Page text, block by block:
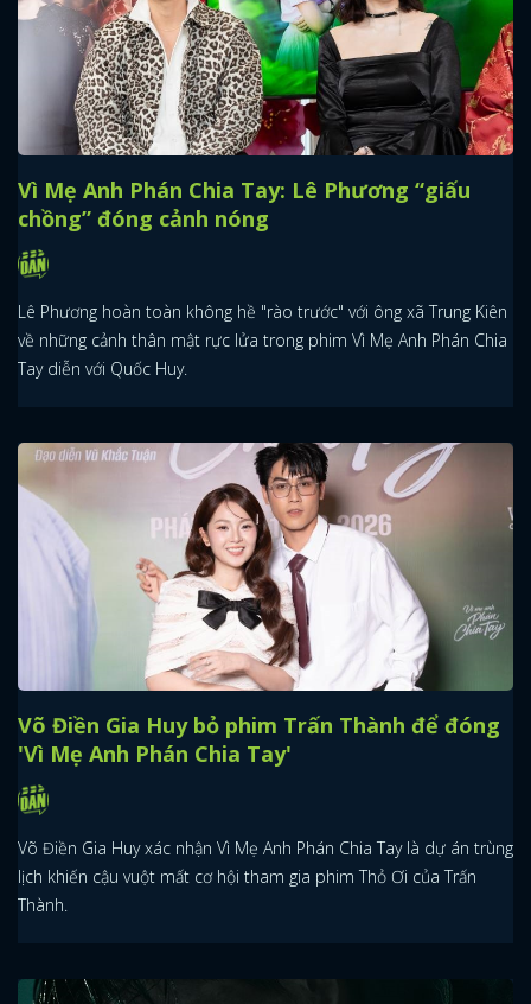
ĐĂNG NHẬP
Vì Mẹ Anh Phán Chia Tay: Lê Phương “giấu
chồng” đóng cảnh nóng
Lê Phương hoàn toàn không hề "rào trước" với ông xã Trung Kiên
về những cảnh thân mật rực lửa trong phim Vì Mẹ Anh Phán Chia
Tay diễn với Quốc Huy.
Võ Điền Gia Huy bỏ phim Trấn Thành để đóng
'Vì Mẹ Anh Phán Chia Tay'
Võ Điền Gia Huy xác nhận Vì Mẹ Anh Phán Chia Tay là dự án trùng
lịch khiến cậu vuột mất cơ hội tham gia phim Thỏ Ơi của Trấn
Thành.